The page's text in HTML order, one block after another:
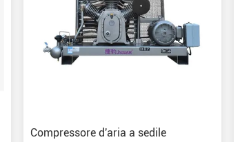
Compressore d'aria a sedile